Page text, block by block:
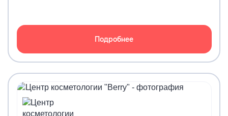
Подробнее